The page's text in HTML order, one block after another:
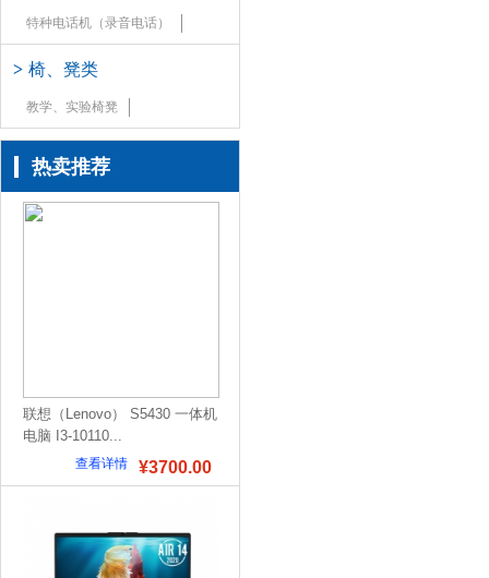
特种电话机（录音电话）
> 椅、凳类
教学、实验椅凳
热卖推荐
联想（Lenovo） S5430 一体机
电脑 I3-10110...
¥3700.00
查看详情